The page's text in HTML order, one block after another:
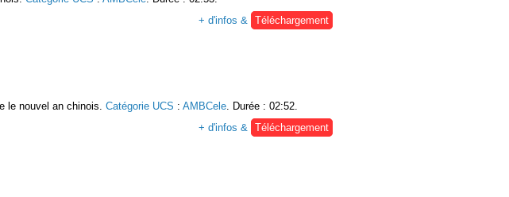
+ d'infos & Téléchargement
le nouvel an chinois. Catégorie UCS : AMBCele. Durée : 02:52.
+ d'infos & Téléchargement